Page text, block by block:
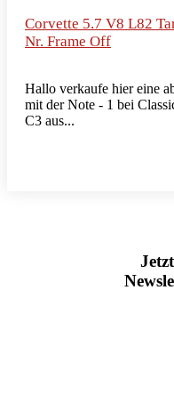
Corvette 5.7 V8 L82
Nr. Frame Off
Hallo verkaufe hier eine
mit der Note - 1 bei
C3 aus...